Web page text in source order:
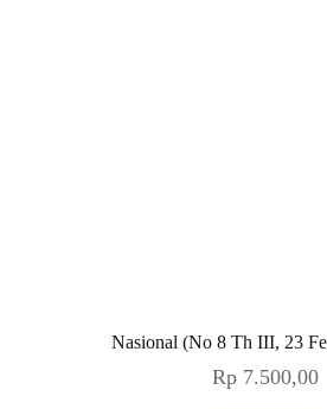
Nasional (No 8 Th III, 23
Rp 7.500,00